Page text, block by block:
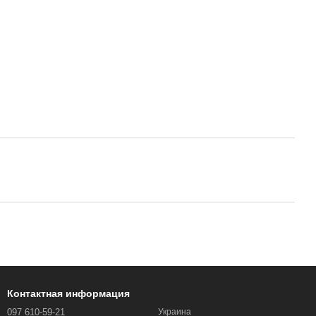
Контактная информация
097 610-59-21 Украина